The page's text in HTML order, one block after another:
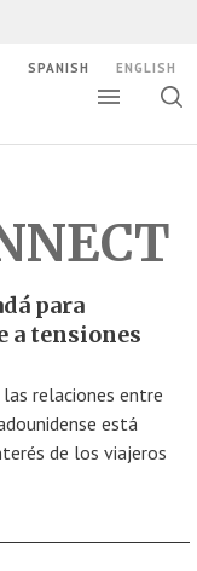
SPANISH ENGLISH
para
a tensiones
relaciones entre
está
de los viajeros